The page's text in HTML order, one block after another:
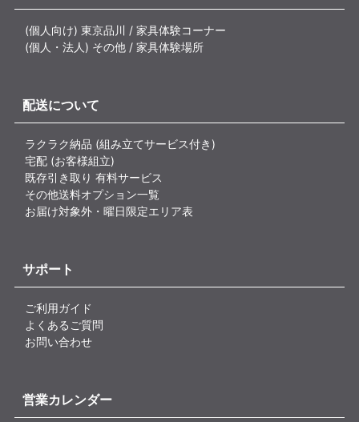
(個人向け) 東京品川 / 家具体験コーナー
(個人・法人) その他 / 家具体験場所
配送について
ラクラク納品 (組み立てサービス付き)
宅配 (お客様組立)
既存引き取り 有料サービス
その他送料オプション一覧
お届け対象外・曜日限定エリア表
サポート
ご利用ガイド
よくあるご質問
お問い合わせ
営業カレンダー